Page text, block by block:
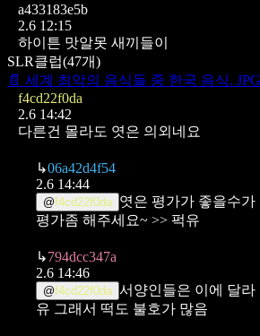
a433183e5b
2.6 12:15
하이튼 맛알못 새끼들이
SLR클럽(47개)
📄 세계 최악의 음식들 중 한국 음식. JPG
f4cd22f0da
2.6 14:42
다른건 몰라도 엿은 의외네요
↳06a42d4f54
2.6 14:44
@f4cd22f0da 엿은 평가가 좋을수
평가좀 해주세요~ >> 퍽유
↳794dcc347a
2.6 14:46
@f4cd22f0da 서양인들은 이에 달라
유 그래서 떡도 불호가 많음